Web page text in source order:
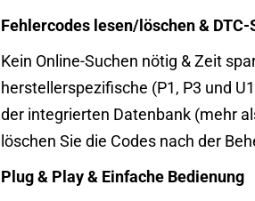
Fehlercodes lesen/löschen & DTC-
Kein Online-Suchen nötig & Zeit
herstellerspezifische (P1, P3 und
der integrierten Datenbank (mehr
löschen Sie die Codes nach der
Plug & Play & Einfache Bedienung